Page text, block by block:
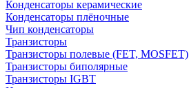
Конденсаторы керамические
Конденсаторы плёночные
Чип конденсаторы
Транзисторы
Транзисторы полевые (FET, MOSFET)
Транзисторы биполярные
Транзисторы IGBT